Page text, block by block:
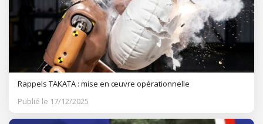
Rappels TAKATA : mise en œuvre opérationnelle
Publié le 17/12/2025